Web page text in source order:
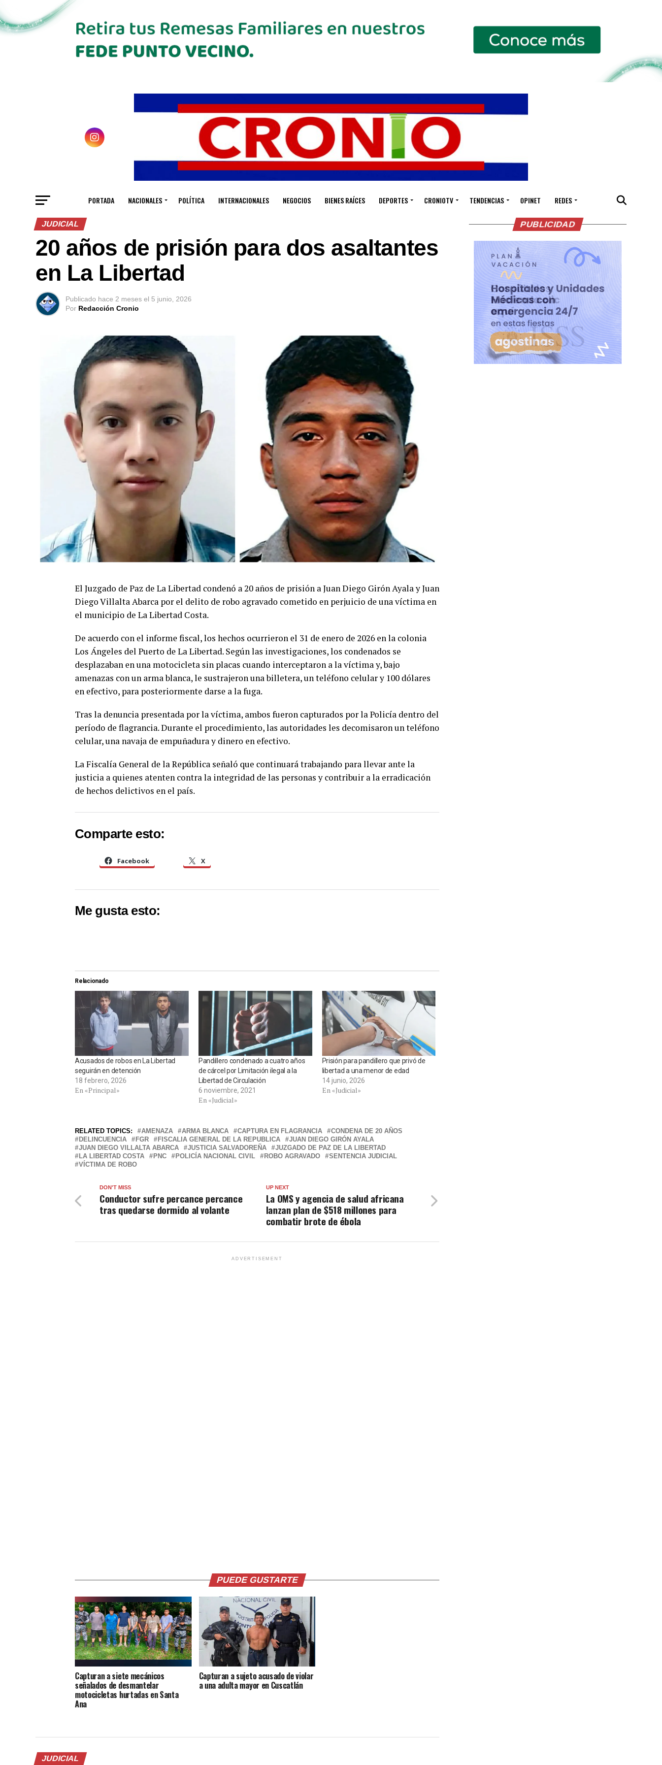
PORTADA NACIONALES POLÍTICA INTERNACIONALES NEGOCIOS BIENES RAÍCES DEPORTES CRONIOTV TENDENCIAS OPINET REDES
JUDICIAL
20 años de prisión para dos asaltantes
en La Libertad
Publicado hace 2 meses el 5 junio, 2026
Por Redacción Cronio
El Juzgado de Paz de La Libertad condenó a 20 años de prisión a Juan Diego Girón Ayala y Juan
Diego Villalta Abarca por el delito de robo agravado cometido en perjuicio de una víctima en
el municipio de La Libertad Costa.
De acuerdo con el informe fiscal, los hechos ocurrieron el 31 de enero de 2026 en la colonia
Los Ángeles del Puerto de La Libertad. Según las investigaciones, los condenados se
desplazaban en una motocicleta sin placas cuando interceptaron a la víctima y, bajo
amenazas con un arma blanca, le sustrajeron una billetera, un teléfono celular y 100 dólares
en efectivo, para posteriormente darse a la fuga.
Tras la denuncia presentada por la víctima, ambos fueron capturados por la Policía dentro del
período de flagrancia. Durante el procedimiento, las autoridades les decomisaron un teléfono
celular, una navaja de empuñadura y dinero en efectivo.
La Fiscalía General de la República señaló que continuará trabajando para llevar ante la
justicia a quienes atenten contra la integridad de las personas y contribuir a la erradicación
de hechos delictivos en el país.
Comparte esto:
Facebook X
Me gusta esto:
Relacionado
Acusados de robos en La Libertad
seguirán en detención
18 febrero, 2026
En «Principal»
Pandillero condenado a cuatro años
de cárcel por Limitación ilegal a la
Libertad de Circulación
6 noviembre, 2021
En «Judicial»
Prisión para pandillero que privó de
libertad a una menor de edad
14 junio, 2026
En «Judicial»
RELATED TOPICS: AMENAZA ARMA BLANCA CAPTURA EN FLAGRANCIA
CONDENA DE 20 AÑOS
DELINCUENCIA
FGR FISCALIA GENERAL DE LA REPUBLICA
JUAN DIEGO GIRÓN AYALA
JUAN DIEGO VILLALTA ABARCA
JUSTICIA SALVADOREÑA
JUZGADO DE PAZ DE LA LIBERTAD
LA LIBERTAD COSTA
PNC POLICÍA NACIONAL CIVIL ROBO AGRAVADO
SENTENCIA JUDICIAL
VÍCTIMA DE ROBO
UP NEXT
La OMS y agencia de salud africana
lanzan plan de $518 millones para
combatir brote de ébola
DON'T MISS
Conductor sufre percance percance
tras quedarse dormido al volante
ADVERTISEMENT
PUEDE GUSTARTE
Capturan a siete mecánicos
señalados de desmantelar
motocicletas hurtadas en Santa
Ana
Capturan a sujeto acusado de violar
a una adulta mayor en Cuscatlán
JUDICIAL
PUBLICIDAD